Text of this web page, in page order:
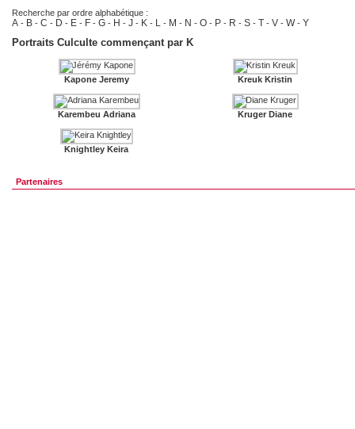
Recherche par ordre alphabétique :
A - B - C - D - E - F - G - H - J - K - L - M - N - O - P - R - S - T - V - W- Y
Portraits Culculte commençant par K
Kapone Jeremy
Karembeu Adriana
Knightley Keira
Kreuk Kristin
Kruger Diane
Partenaires